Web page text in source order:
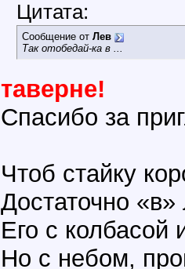
Цитата:
Сообщение от Лев
Так отобедай-ка в ...
таверне!
Спасибо за
Чтоб стайку
Достаточно
Его с
Но с небом,